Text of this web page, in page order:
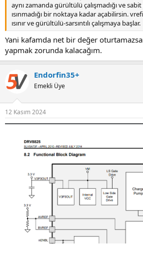
aynı zamanda gürültülü çalışmadığı ve
ısınmadığı bir noktaya kadar açabilirsin.
ısınır ve gürültülü-sarsıntılı çalışmaya başlar.
Yani kafamda net bir değer
yapmak zorunda kalacağım.
Endorfin35+
Emekli Üye
12 Kasım 2024